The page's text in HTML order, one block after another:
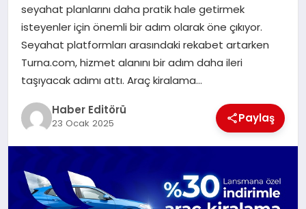
MAGAZIN
SPOR
YAŞAM
seyahat planlarını daha pratik hale getirmek
isteyenler için önemli bir adım olarak öne çıkıyor.
Seyahat platformları arasındaki rekabet artarken
Turna.com, hizmet alanını bir adım daha ileri
taşıyacak adımı attı. Araç kiralama…
Haber Editörü
23 Ocak 2025 Paylaş